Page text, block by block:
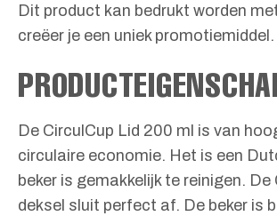
Dit product kan bedrukt worden
creëer je een uniek
De CirculCup Lid 200 ml is van
circulaire economie. Het is een
beker is gemakkelijk te reinigen.
deksel sluit perfect af. De beker is